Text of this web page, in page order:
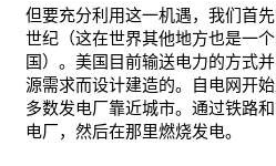
但要充分利用这一机遇，我们首
世纪（这在世界其他地方也是一
国）。美国目前输送电力的方式
源需求而设计建造的。自电网开
多数发电厂靠近城市。通过铁路
电厂，然后在那里燃烧发电。